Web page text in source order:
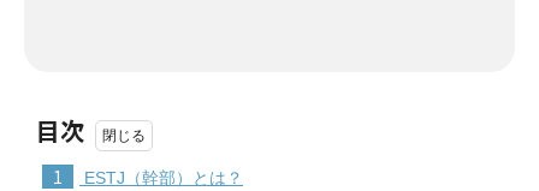
目次
1 ESTJ（幹部）とは？